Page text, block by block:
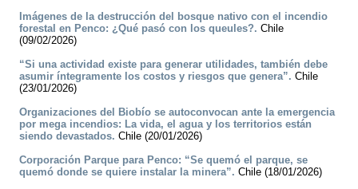
Imágenes de la destrucción del bosque nativo con el incendio
forestal en Penco: ¿Qué pasó con los queules?. Chile
(09/02/2026)
“Si una actividad existe para generar utilidades, también debe
asumir íntegramente los costos y riesgos que genera”. Chile
(23/01/2026)
Organizaciones del Biobío se autoconvocan ante la emergencia
por mega incendios: La vida, el agua y los territorios están
siendo devastados. Chile (20/01/2026)
Corporación Parque para Penco: “Se quemó el parque, se
quemó donde se quiere instalar la minera”. Chile (18/01/2026)